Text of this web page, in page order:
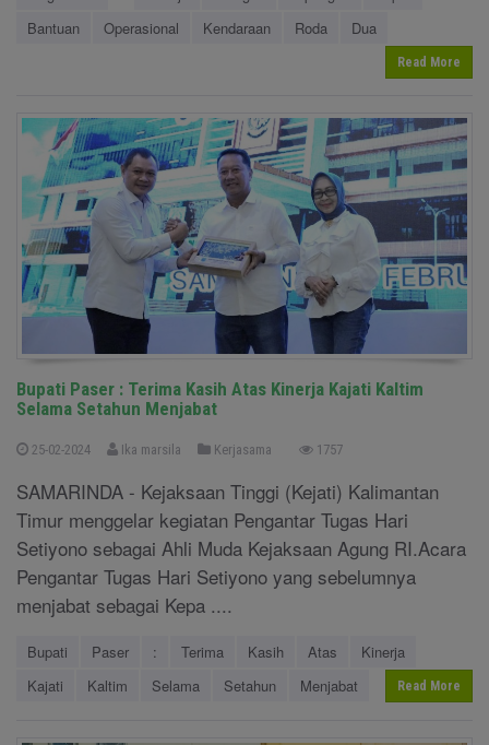
Bantuan
Operasional Kendaraan Roda Dua
Read More
Bupati Paser : Terima Kasih Atas Kinerja Kajati Kaltim
Selama Setahun Menjabat
25-02-2024 Ika marsila Kerjasama 1757
SAMARINDA - Kejaksaan Tinggi (Kejati) Kalimantan
Timur menggelar kegiatan Pengantar Tugas Hari
Setiyono sebagai Ahli Muda Kejaksaan Agung RI.Acara
Pengantar Tugas Hari Setiyono yang sebelumnya
menjabat sebagai Kepa ....
Bupati Paser : Terima Kasih Atas
Kinerja
Kajati
Kaltim Selama Setahun Menjabat Read More